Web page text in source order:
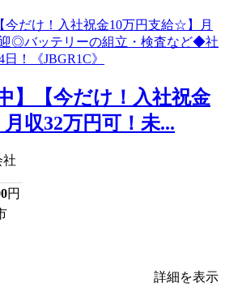
】【今だけ！入社祝金
収32万円可！未...
社
円
詳細を表示